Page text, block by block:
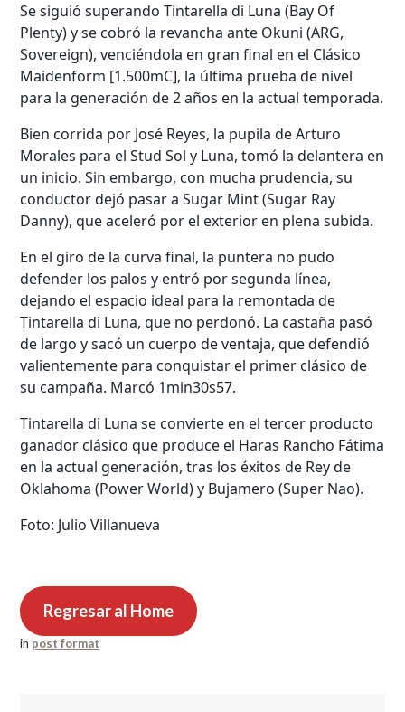
Se siguió superando Tintarella di Luna (Bay Of
Plenty) y se cobró la revancha ante Okuni (ARG,
Sovereign), venciéndola en gran final en el Clásico
Maidenform [1.500mC], la última prueba de nivel
para la generación de 2 años en la actual temporada.
Bien corrida por José Reyes, la pupila de Arturo
Morales para el Stud Sol y Luna, tomó la delantera en
un inicio. Sin embargo, con mucha prudencia, su
conductor dejó pasar a Sugar Mint (Sugar Ray
Danny), que aceleró por el exterior en plena subida.
En el giro de la curva final, la puntera no pudo
defender los palos y entró por segunda línea,
dejando el espacio ideal para la remontada de
Tintarella di Luna, que no perdonó. La castaña pasó
de largo y sacó un cuerpo de ventaja, que defendió
valientemente para conquistar el primer clásico de
su campaña. Marcó 1min30s57.
Tintarella di Luna se convierte en el tercer producto
ganador clásico que produce el Haras Rancho Fátima
en la actual generación, tras los éxitos de Rey de
Oklahoma (Power World) y Bujamero (Super Nao).
Foto: Julio Villanueva
Regresar al Home
in post format